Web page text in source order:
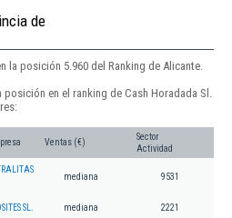
de
la posición 5.960 del Ranking de Alicante.
en el ranking de Cash Horadada Sl.
Ventas (€)
Sector
Actividad
mediana 9531
SL. mediana 2221